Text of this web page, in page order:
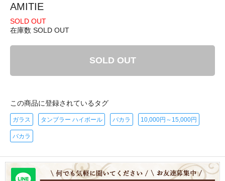
AMITIE
SOLD OUT
在庫数 SOLD OUT
SOLD OUT
この商品に登録されているタグ
ガラス タンブラー ハイボール バカラ 10,000円～15,000円
バカラ